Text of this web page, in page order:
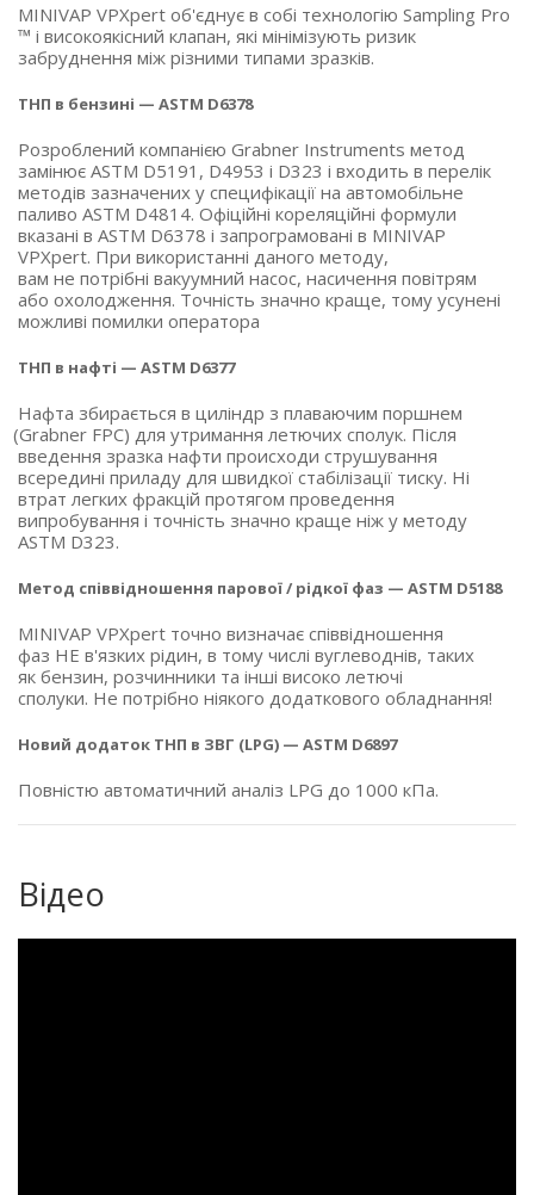
MINIVAP VPXpert об'єднує в собі технологію Sampling Pro
™ і високоякісний клапан, які мінімізують ризик
забруднення між різними типами зразків.
ТНП в бензині — ASTM D6378
Розроблений компанією Grabner Instruments метод
замінює ASTM D5191, D4953 і D323 і входить в перелік
методів зазначених у специфікації на автомобільне
паливо ASTM D4814. Офіційні кореляційні формули
вказані в ASTM D6378 і запрограмовані в MINIVAP
VPXpert. При використанні даного методу,
вам не потрібні вакуумний насос, насичення повітрям
або охолодження. Точність значно краще, тому усунені
можливі помилки оператора
ТНП в нафті — ASTM D6377
Нафта збирається в циліндр з плаваючим поршнем
(GrabnerFPC) для утримання летючих сполук. Після
введення зразка нафти происходи струшування
всередині приладу для швидкої стабілізації тиску. Ні
втрат легких фракцій протягом проведення
випробування і точність значно краще ніж у методу
ASTM D323.
Метод співвідношення парової / рідкої фаз — ASTM D5188
MINIVAP VPXpert точно визначає співвідношення
фаз НЕ в'язких рідин, в тому числі вуглеводнів, таких
як бензин, розчинники та інші високо летючі
сполуки. Не потрібно ніякого додаткового обладнання!
Новий додаток ТНП в ЗВГ (LPG) — ASTM D6897
Повністю автоматичний аналіз LPG до 1000 кПа.
Відео